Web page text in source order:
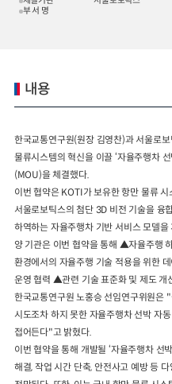
부 서 명
내용
한국교통연구원(원장 김영찬)과 서울로
물류시스템의 혁신을 이끌 ‘자율주행차
(MOU)을 체결했다.
이번 협약은 KOTI가 보유한 항만 물류
서울로보틱스의 첨단 3D 비전 기술을 융
하역하는 자율주행차 기반 서비스 모델
양 기관은 이번 협약을 통해 ▲자율주행
환경에서의 자율주행 기술 적용을 위한
운영 협력 ▲관련 기술 표준화 및 제도 개
한국교통연구원 노홍승 선임연구위원은
시도조차 하지 못한 자율주행차 선박 자
접어든다"고 밝혔다.
이번 협약을 통해 개발될 ‘자율주행차 선
해결, 작업 시간 단축, 안전사고 예방 등